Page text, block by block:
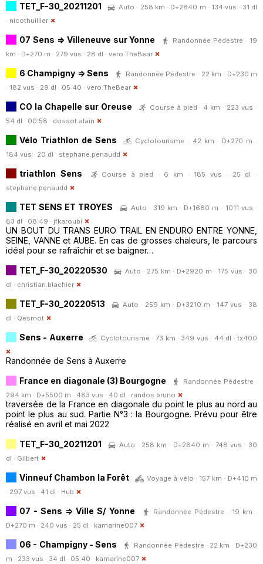
TET_F-30_20211201
Auto · 258 km · D+2840 m · 134 vus · 31 dl
· nicothuillier
07 Sens => Villeneuve sur Yonne
Randonnée Pédestre · 19
km · D+270 m · 279 vus · 28 dl · vero.TheBear
6 Champigny => Sens
Randonnée Pédestre · 22 km · D+230 m
· 182 vus · 29 dl · 05:40 · vero.TheBear
CO la Chapelle sur Oreuse
Course à pied · 4 km · 223 vus ·
54 dl · 00:58 · dossot.alain
Vélo Triathlon de Sens
Cyclotourisme · 42 km · D+270 m ·
184 vus · 20 dl · stephane.penaudd
triathlon Sens
Course à pied · 6 km · 185 vus · 25 dl ·
stephane.penaudd
TET SENS ET TROYES
Auto · 319 km · D+1680 m · 1011 vus ·
83 dl · 08:49 · jfkaroubi
UN BOUT DU TRANS EURO TRAIL EN ENDURO ENTRE YONNE,
SEINE, VANNE et AUBE. En cas de grosses chaleurs, le parcours
idéal pour se rafraîchir et se baigner…
TET_F-30_20220530
Auto · 275 km · D+2920 m · 175 vus · 30
dl · christian.blachier
TET_F-30_20220513
Auto · 259 km · D+3210 m · 147 vus · 38
dl · Qesmot
Sens - Auxerre Cyclotourisme · 73 km · 349 vus · 44 dl ·tx400
Randonnée de Sens à Auxerre
France en diagonale (3) Bourgogne
Randonnée Pédestre ·
294 km · D+5500 m · 483 vus · 40 dl · randos bruno
traversée de la France en diagonale du point le plus au nord au
point le plus au sud. Partie N°3 : la Bourgogne. Prévu pour être
réalisé en avril et mai 2022
TET_F-30_20211201
Auto · 258 km · D+2840 m · 748 vus · 30
dl · Gilbert
Vinneuf Chambon la Forêt
Voyage à vélo · 157 km · D+410 m
· 297 vus · 41 dl · Hub
07 - Sens => Ville S/ Yonne
Randonnée Pédestre · 19 km ·
D+270 m · 240 vus · 25 dl · kamarine007
06 - Champigny - Sens
Randonnée Pédestre · 22 km · D+230
m · 233 vus · 34 dl · 05:40 · kamarine007